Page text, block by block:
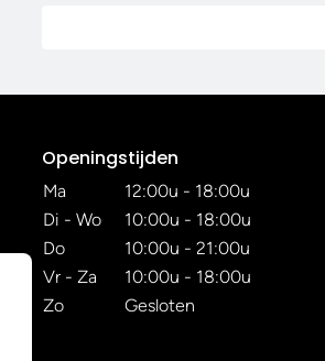
Openingstijden
Ma
12:00u - 18:00u
Di - Wo
10:00u - 18:00u
Do
10:00u - 21:00u
Vr - Za
10:00u - 18:00u
Zo
Gesloten